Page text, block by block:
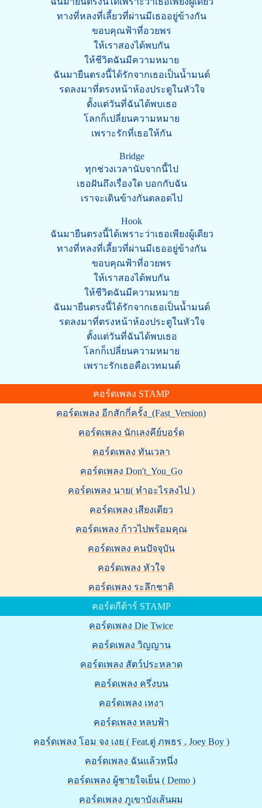
ทางที่หลงที่เลี้ยวที่ผ่านมีเธออยู่ข้างกัน
ขอบคุณฟ้าที่อวยพร
ให้เราสองได้พบกัน
ให้ชีวิตฉันมีความหมาย
ฉันมายืนตรงนี้ได้รักจากเธอเป็นน้ำมนต์
รดลงมาที่ตรงหน้าห้องประตูในหัวใจ
ตั้งแต่วันที่ฉันได้พบเธอ
โลกก็เปลี่ยนความหมาย
เพราะรักที่เธอให้กัน
Bridge
ทุกช่วงเวลานับจากนี้ไป
เธอฝันถึงเรื่องใด บอกกับฉัน
เราจะเดินข้างกันตลอดไป
Hook
ฉันมายืนตรงนี้ได้เพราะว่าเธอเพียงผู้เดียว
ทางที่หลงที่เลี้ยวที่ผ่านมีเธออยู่ข้างกัน
ขอบคุณฟ้าที่อวยพร
ให้เราสองได้พบกัน
ให้ชีวิตฉันมีความหมาย
ฉันมายืนตรงนี้ได้รักจากเธอเป็นน้ำมนต์
รดลงมาที่ตรงหน้าห้องประตูในหัวใจ
ตั้งแต่วันที่ฉันได้พบเธอ
โลกก็เปลี่ยนความหมาย
เพราะรักเธอคือเวทมนต์
คอร์ดเพลง STAMP
คอร์ดเพลง อีกสักกี่ครั้ง_(Fast_Version)
คอร์ดเพลง นักเลงคีย์บอร์ด
คอร์ดเพลง ทันเวลา
คอร์ดเพลง Don't_You_Go
คอร์ดเพลง นาย( ทำอะไรลงไป )
คอร์ดเพลง เสียงเดียว
คอร์ดเพลง ก้าวไปพร้อมคุณ
คอร์ดเพลง คนปัจจุบัน
คอร์ดเพลง หัวใจ
คอร์ดเพลง ระลึกชาติ
คอร์ดกีต้าร์ STAMP
คอร์ดเพลง Die Twice
คอร์ดเพลง วิญญาน
คอร์ดเพลง สัตว์ประหลาด
คอร์ดเพลง ครึ่งบน
คอร์ดเพลง เหงา
คอร์ดเพลง หลบฟ้า
คอร์ดเพลง โอม จง เงย ( Feat.ตู่ ภพธร , Joey Boy )
คอร์ดเพลง ฉันแล้วหนึ่ง
คอร์ดเพลง ผู้ชายใจเย็น ( Demo )
คอร์ดเพลง ภูเขาบังเส้นผม